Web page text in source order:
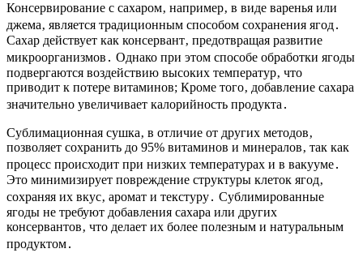
Консервирование с сахаром‚ например‚ в виде варенья или
джема‚ является традиционным способом сохранения ягод․
Сахар действует как консервант‚ предотвращая развитие
микроорганизмов․ Однако при этом способе обработки ягоды
подвергаются воздействию высоких температур‚ что
приводит к потере витаминов; Кроме того‚ добавление сахара
значительно увеличивает калорийность продукта․
Сублимационная сушка‚ в отличие от других методов‚
позволяет сохранить до 95% витаминов и минералов‚ так как
процесс происходит при низких температурах и в вакууме․
Это минимизирует повреждение структуры клеток ягод‚
сохраняя их вкус‚ аромат и текстуру․ Сублимированные
ягоды не требуют добавления сахара или других
консервантов‚ что делает их более полезным и натуральным
продуктом․